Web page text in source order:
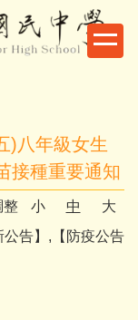
)八年級女生
接種重要通知
整 小 中
大
公告】,【防疫公告